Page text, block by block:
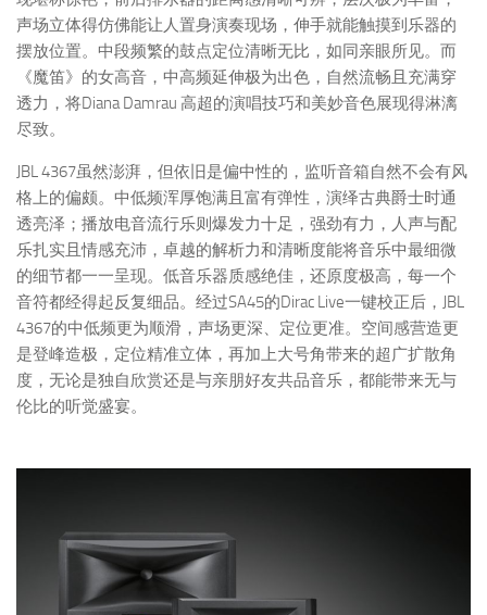
声场立体得仿佛能让人置身演奏现场，伸手就能触摸到乐器的
摆放位置。中段频繁的鼓点定位清晰无比，如同亲眼所见。而
《魔笛》的女高音，中高频延伸极为出色，自然流畅且充满穿
透力，将Diana Damrau 高超的演唱技巧和美妙音色展现得淋漓
尽致。
JBL 4367虽然澎湃，但依旧是偏中性的，监听音箱自然不会有风
格上的偏颇。中低频浑厚饱满且富有弹性，演绎古典爵士时通
透亮泽；播放电音流行乐则爆发力十足，强劲有力，人声与配
乐扎实且情感充沛，卓越的解析力和清晰度能将音乐中最细微
的细节都一一呈现。低音乐器质感绝佳，还原度极高，每一个
音符都经得起反复细品。经过SA45的Dirac Live一键校正后，JBL
4367的中低频更为顺滑，声场更深、定位更准。空间感营造更
是登峰造极，定位精准立体，再加上大号角带来的超广扩散角
度，无论是独自欣赏还是与亲朋好友共品音乐，都能带来无与
伦比的听觉盛宴。